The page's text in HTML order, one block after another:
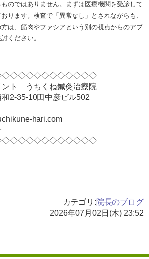
のではありません。まずは医療機関を受診して
ります。検査で「異常なし」とされながらも、
は、筋肉やファシアという別の視点からのアプ
ください。
ント うちくね鍼灸治療院
2-35-10田中彦ビル502
hari.com
カテゴリ:院長のブログ
2026年07月02日(木) 23:52